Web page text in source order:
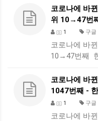
코로나에 바
위 10→47번
1 구글
코로나에 바
10→47번째
코로나에 바
1047번째 -
1 구글
코로나에 바